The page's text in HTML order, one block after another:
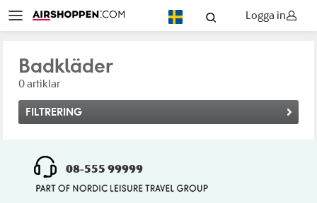
Logga in
Badkläder
0 artiklar
FILTRERING
08-555 99999